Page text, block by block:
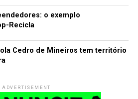
o exemplo
Recicla
Cedro de Mineiros tem território
ADVERTISEMENT